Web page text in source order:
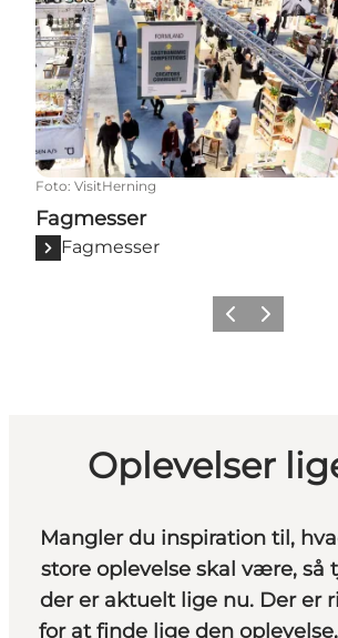
Foto: VisitHerning
Fagmesser
Fagmesser
Forrige billede
Næste billede
Oplevelser
Mangler du inspiration til,
store oplevelse skal være, så
der er aktuelt lige nu. Der er
for at finde lige den